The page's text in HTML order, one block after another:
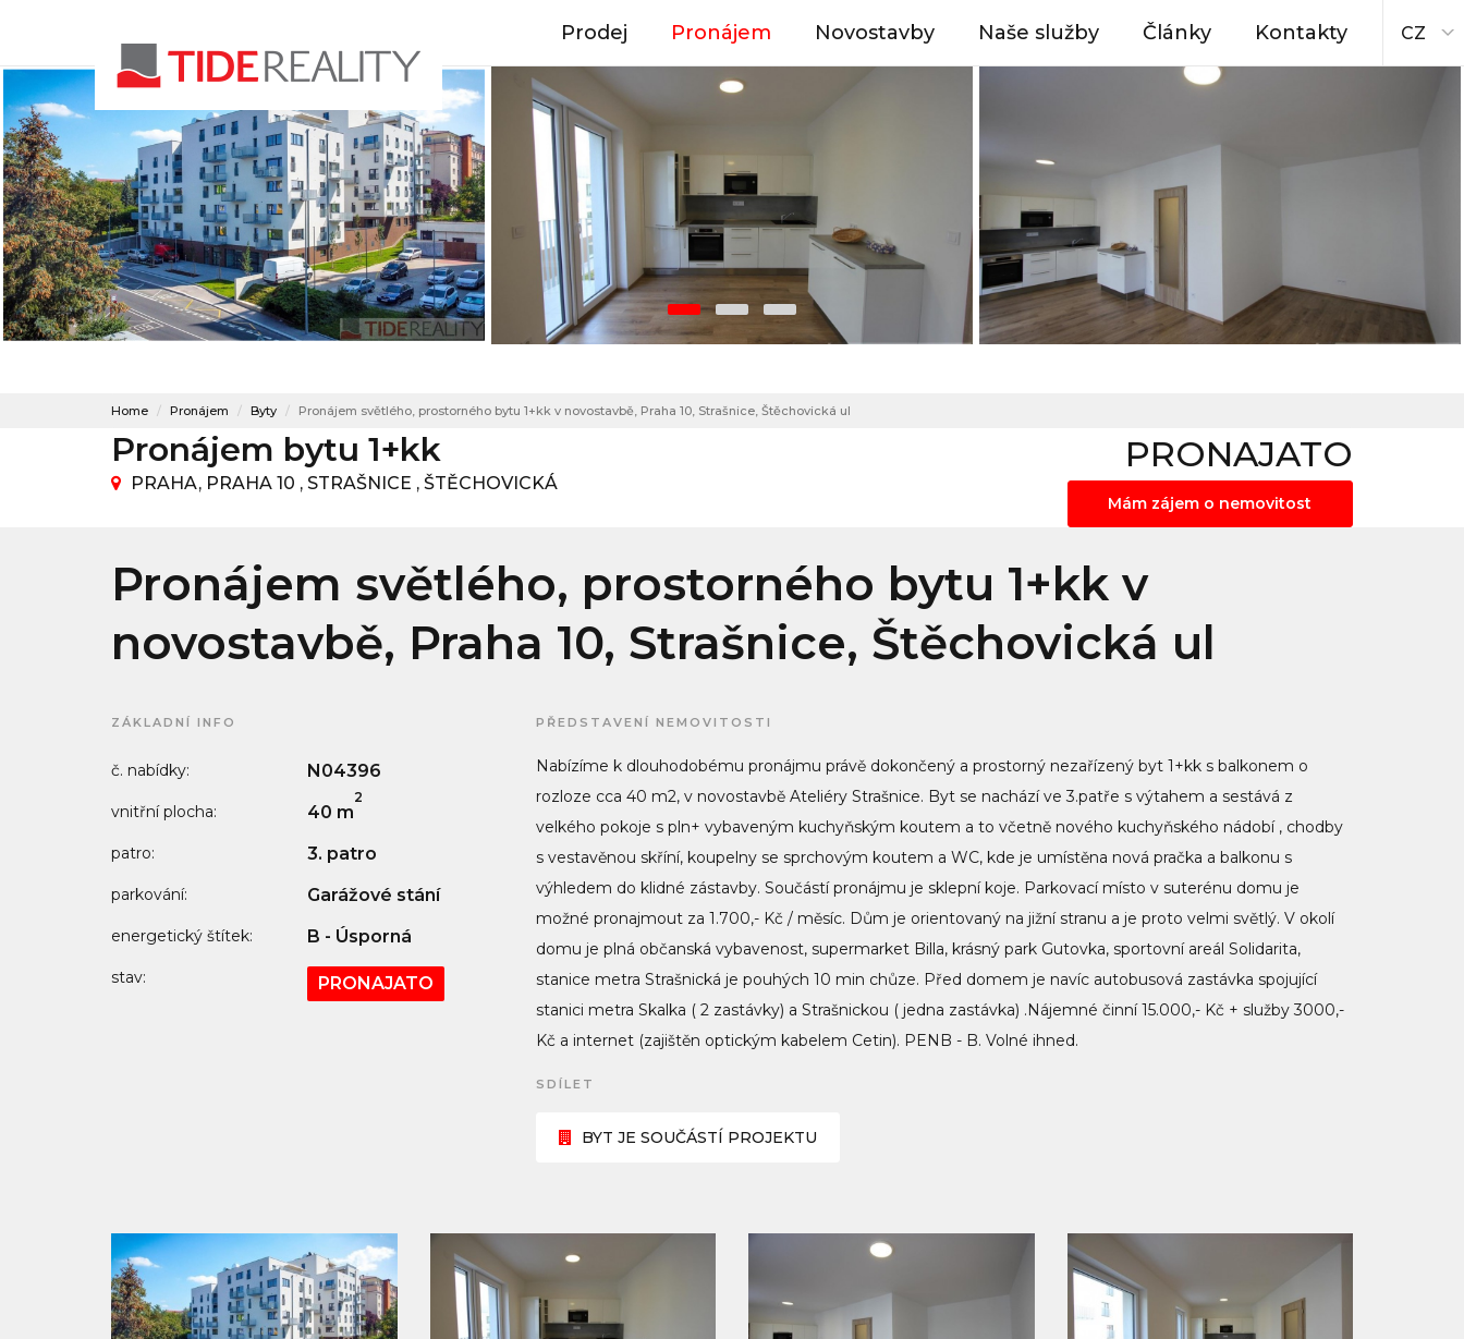
Prodej Pronájem Novostavby Naše služby Články Kontakty CZ
Home Pronájem Byty Pronájem světlého, prostorného bytu 1+kk v novostavbě, Praha 10, Strašnice, Štěchovická ul
Pronájem bytu 1+kk
PRAHA, PRAHA 10 , STRAŠNICE , ŠTĚCHOVICKÁ
PRONAJATO
Mám zájem o nemovitost
Pronájem světlého, prostorného bytu 1+kk v
novostavbě, Praha 10, Strašnice, Štěchovická ul
ZÁKLADNÍ INFO
č. nabídky: N04396
vnitřní plocha: 40 m
2
patro: 3. patro
parkování: Garážové stání
energetický štítek: B - Úsporná
stav: PRONAJATO
PŘEDSTAVENÍ NEMOVITOSTI
Nabízíme k dlouhodobému pronájmu právě dokončený a prostorný nezařízený byt 1+kk s balkonem o
rozloze cca 40 m2, v novostavbě Ateliéry Strašnice. Byt se nachází ve 3.patře s výtahem a sestává z
velkého pokoje s pln+ vybaveným kuchyňským koutem a to včetně nového kuchyňského nádobí , chodby
s vestavěnou skříní, koupelny se sprchovým koutem a WC, kde je umístěna nová pračka a balkonu s
výhledem do klidné zástavby. Součástí pronájmu je sklepní koje. Parkovací místo v suterénu domu je
možné pronajmout za 1.700,- Kč / měsíc. Dům je orientovaný na jižní stranu a je proto velmi světlý. V okolí
domu je plná občanská vybavenost, supermarket Billa, krásný park Gutovka, sportovní areál Solidarita,
stanice metra Strašnická je pouhých 10 min chůze. Před domem je navíc autobusová zastávka spojující
stanici metra Skalka ( 2 zastávky) a Strašnickou ( jedna zastávka) .Nájemné činní 15.000,- Kč + služby 3000,-
Kč a internet (zajištěn optickým kabelem Cetin). PENB - B. Volné ihned.
SDÍLET
BYT JE SOUČÁSTÍ PROJEKTU